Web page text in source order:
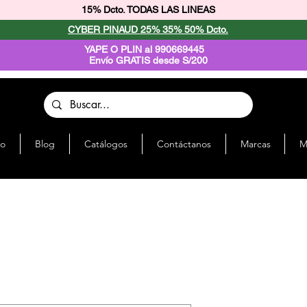
15% Dcto. TODAS LAS LINEAS
CYBER PINAUD 25% 35% 50% Dcto.
YAPE O PLIN al 990669445
Envío GRATIS desde S/200
Blog Catálogos Contáctanos Marcas